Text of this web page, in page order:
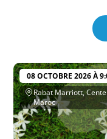
08 OCTOBRE 2026 À
Rabat Marriott,
Maroc